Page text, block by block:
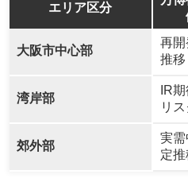
エリア区分
大阪市中心部
再開
推移
湾岸部
IR
リス
郊外部
実
定推